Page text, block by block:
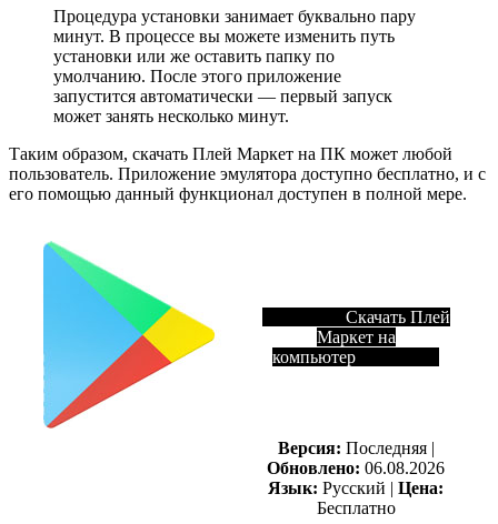
Процедура установки занимает буквально пару
минут. В процессе вы можете изменить путь
установки или же оставить папку по
умолчанию. После этого приложение
запустится автоматически — первый запуск
может занять несколько минут.
Таким образом, скачать Плей Маркет на ПК может любой
пользователь. Приложение эмулятора доступно бесплатно, и с
его помощью данный функционал доступен в полной мере.
Скачать Плей
Маркет на
компьютер
Версия: Последняя |
Обновлено: 06.08.2026
Язык: Русский | Цена:
Бесплатно